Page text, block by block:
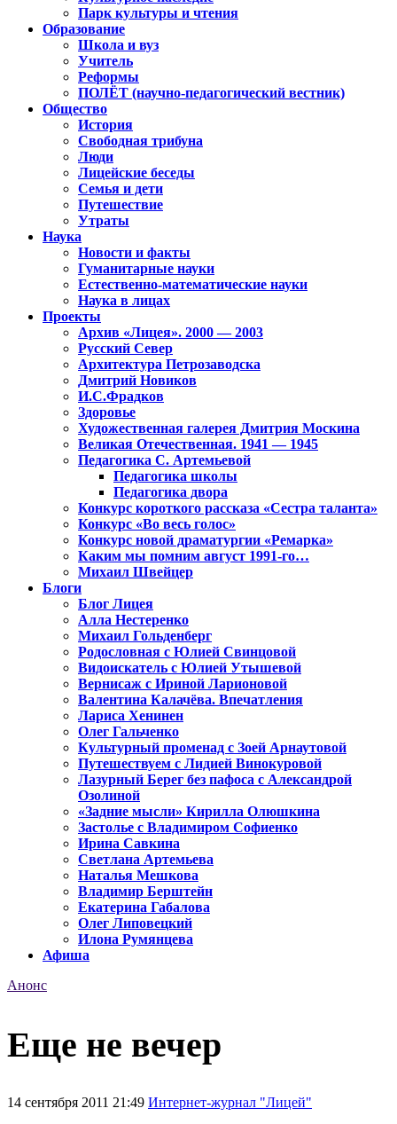
Парк культуры и чтения
Образование
Школа и вуз
Учитель
Реформы
ПОЛЁТ (научно-педагогический вестник)
Общество
История
Свободная трибуна
Люди
Лицейские беседы
Семья и дети
Путешествие
Утраты
Наука
Новости и факты
Гуманитарные науки
Естественно-математические науки
Наука в лицах
Проекты
Архив «Лицея». 2000 — 2003
Русский Север
Архитектура Петрозаводска
Дмитрий Новиков
И.С.Фрадков
Здоровье
Художественная галерея Дмитрия Москина
Великая Отечественная. 1941 — 1945
Педагогика С. Артемьевой
Педагогика школы
Педагогика двора
Конкурс короткого рассказа «Сестра таланта»
Конкурс «Во весь голос»
Конкурс новой драматургии «Ремарка»
Каким мы помним август 1991-го…
Михаил Швейцер
Блоги
Блог Лицея
Алла Нестеренко
Михаил Гольденберг
Родословная с Юлией Свинцовой
Видоискатель с Юлией Утышевой
Вернисаж с Ириной Ларионовой
Валентина Калачёва. Впечатления
Лариса Хенинен
Олег Гальченко
Культурный променад с Зоей Арнаутовой
Путешествуем с Лидией Винокуровой
Лазурный Берег без пафоса с Александрой
Озолиной
«Задние мысли» Кирилла Олюшкина
Застолье с Владимиром Софиенко
Ирина Савкина
Светлана Артемьева
Наталья Мешкова
Владимир Берштейн
Екатерина Габалова
Олег Липовецкий
Илона Румянцева
Афиша
Анонс
Еще не вечер
14 сентября 2011 21:49 Интернет-журнал "Лицей"